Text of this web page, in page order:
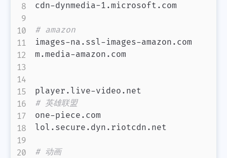
cdn-dynmedia-1.microsoft.com
# amazon
images-na.ssl-images-amazon.com
m.media-amazon.com
# 英雄联盟
one-piece.com
lol.secure.dyn.riotcdn.net
# 动画